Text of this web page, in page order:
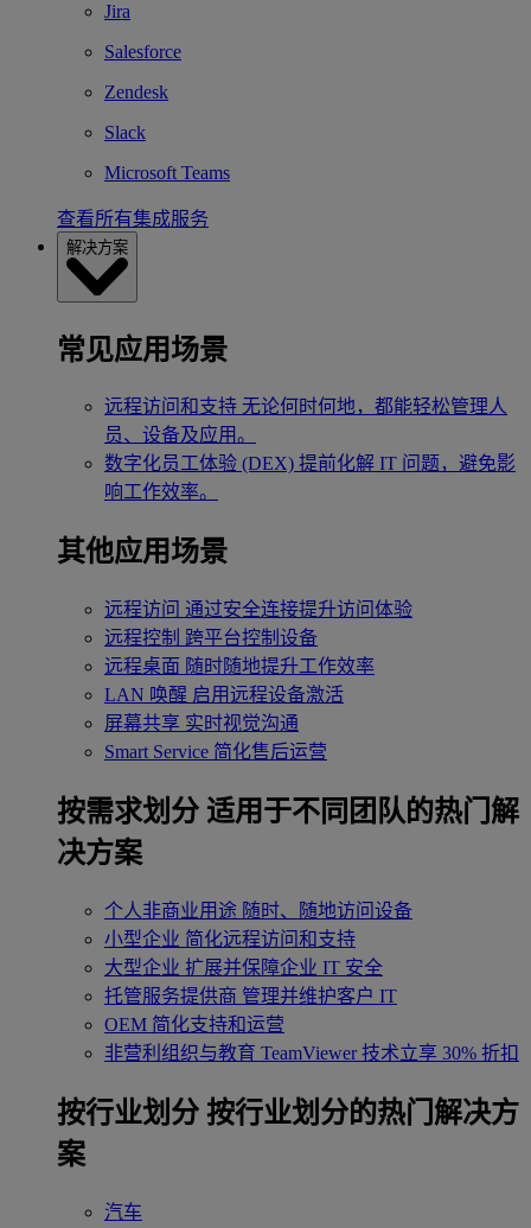
Jira
Salesforce
Zendesk
Slack
Microsoft Teams
查看所有集成服务
解决方案
常见应用场景
远程访问和支持 无论何时何地，都能轻松管理人
员、设备及应用。
数字化员工体验 (DEX) 提前化解 IT 问题，避免影
响工作效率。
其他应用场景
远程访问 通过安全连接提升访问体验
远程控制 跨平台控制设备
远程桌面 随时随地提升工作效率
LAN 唤醒 启用远程设备激活
屏幕共享 实时视觉沟通
Smart Service 简化售后运营
按需求划分 适用于不同团队的热门解
决方案
个人非商业用途 随时、随地访问设备
小型企业 简化远程访问和支持
大型企业 扩展并保障企业 IT 安全
托管服务提供商 管理并维护客户 IT
OEM 简化支持和运营
非营利组织与教育 TeamViewer 技术立享 30% 折扣
‌按行业划分 按行业划分的热门解决方
案
汽车